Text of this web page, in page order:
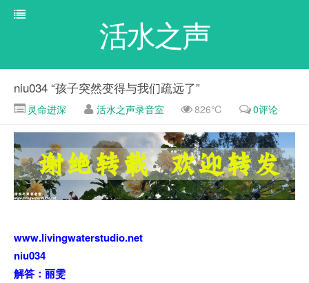
活水之声
niu034 “孩子突然变得与我们疏远了”
灵命进深 活水之声录音室 826℃ 0评论
www.livingwaterstudio.net
niu034
解答：丽雯